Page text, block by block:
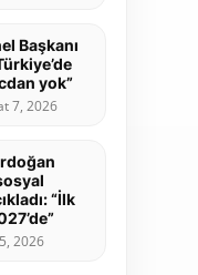
Başkanı
yok”
7, 2026
“İlk
2026